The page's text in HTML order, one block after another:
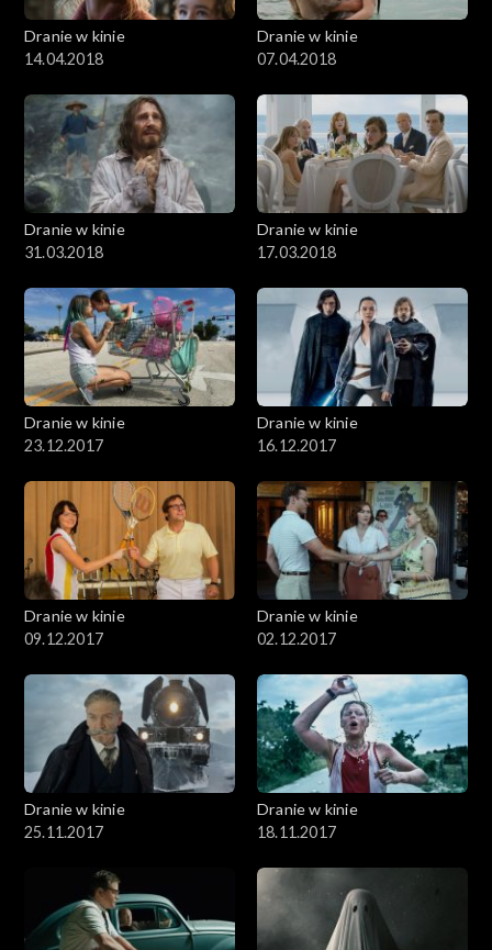
Dranie w kinie
14.04.2018
Dranie w kinie
07.04.2018
Dranie w kinie
31.03.2018
Dranie w kinie
17.03.2018
Dranie w kinie
23.12.2017
Dranie w kinie
16.12.2017
Dranie w kinie
09.12.2017
Dranie w kinie
02.12.2017
Dranie w kinie
25.11.2017
Dranie w kinie
18.11.2017